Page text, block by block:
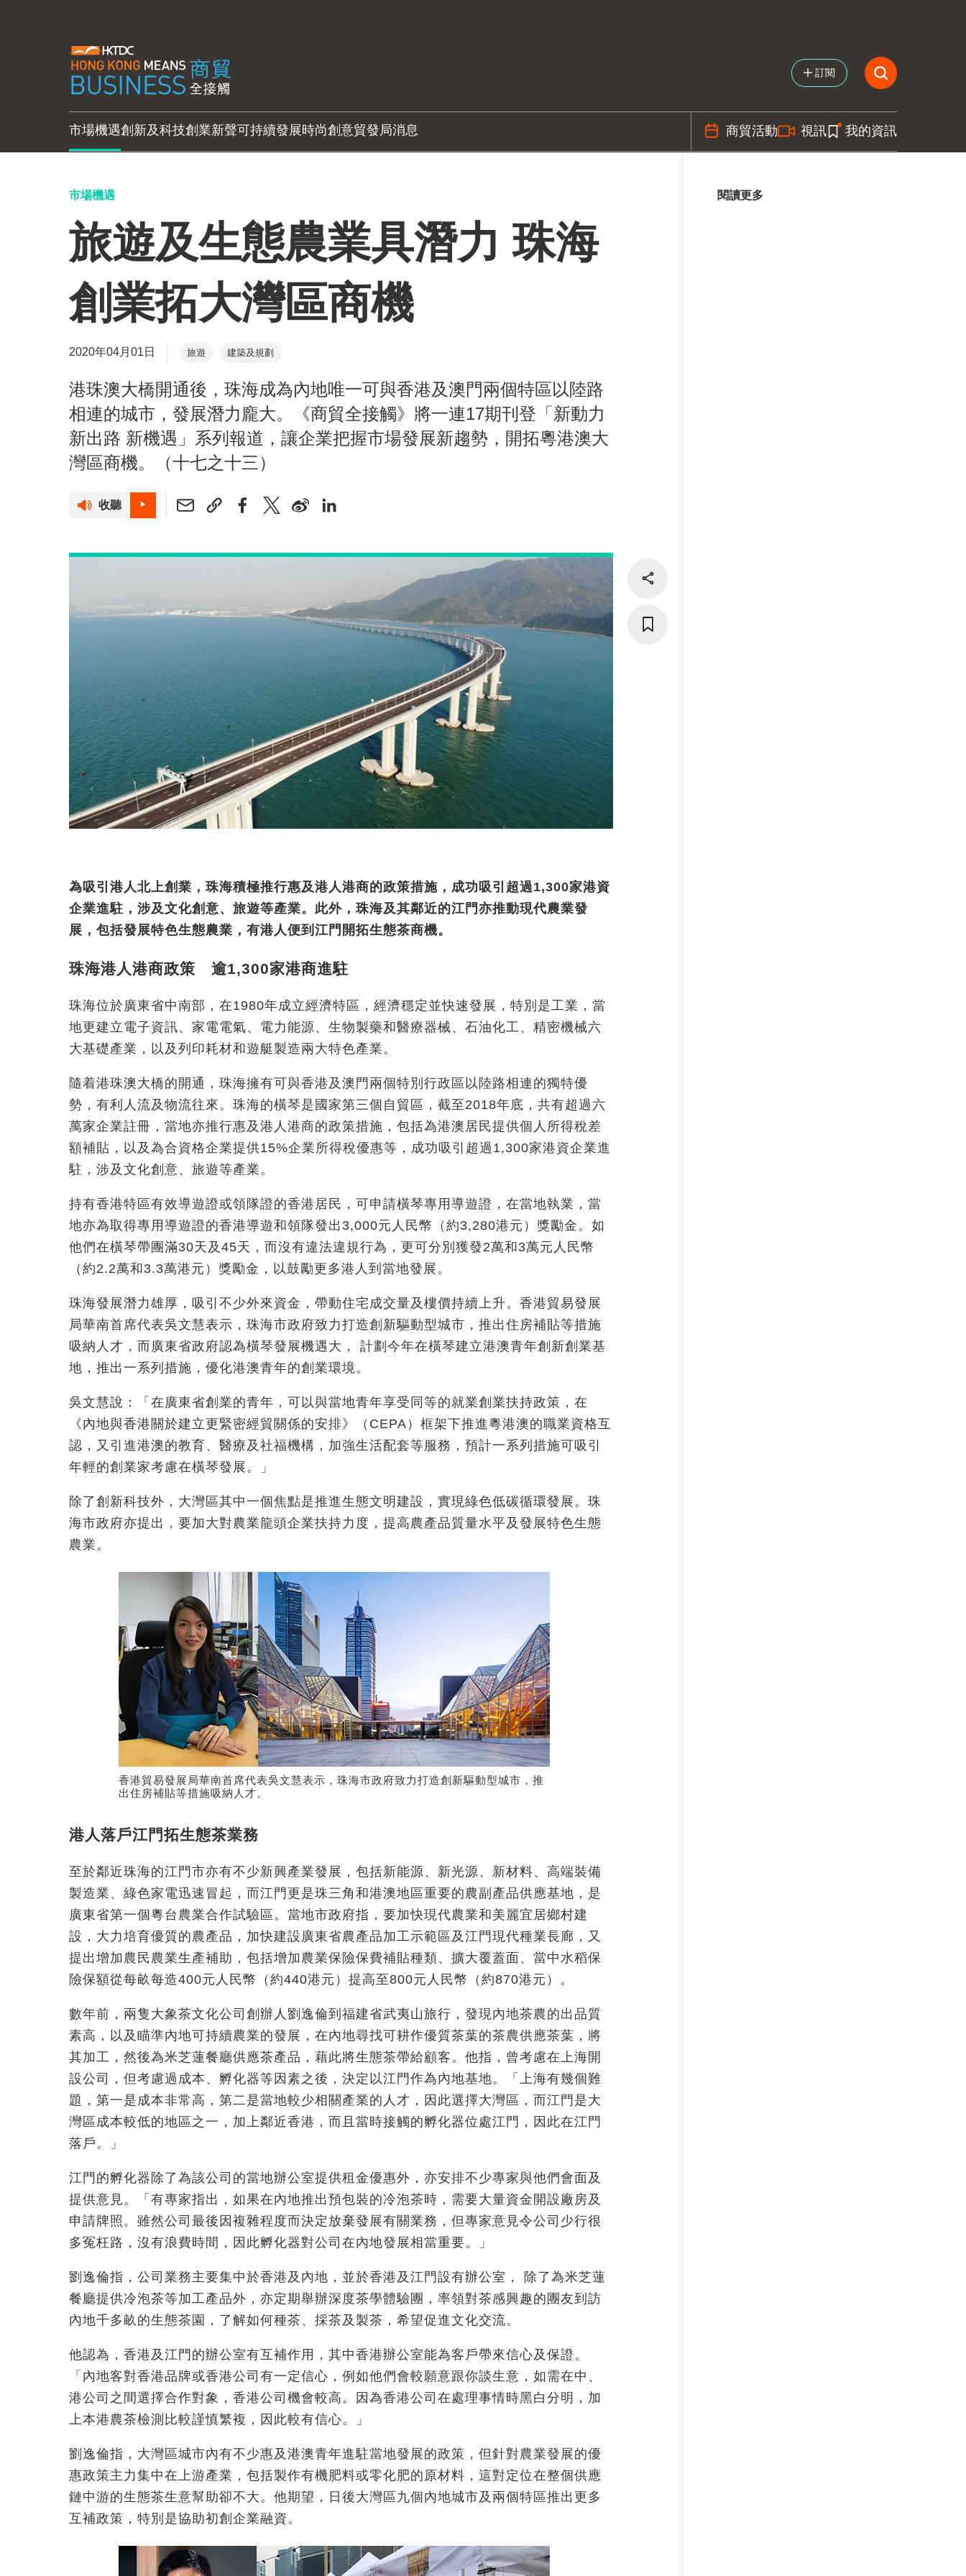
訂閱
市場機遇創新及科技創業新聲可持續發展時尚創意貿發局消息 商貿活動 視訊 我的資訊
市場機遇
旅遊及生態農業具潛力 珠海
創業拓大灣區商機
2020年04月01日 旅遊 建築及規劃
港珠澳大橋開通後，珠海成為內地唯一可與香港及澳門兩個特區以陸路
相連的城市，發展潛力龐大。《商貿全接觸》將一連17期刊登「新動力
新出路 新機遇」系列報道，讓企業把握市場發展新趨勢，開拓粵港澳大
灣區商機。（十七之十三）
收聽
為吸引港人北上創業，珠海積極推行惠及港人港商的政策措施，成功吸引超過1,300家港資
企業進駐，涉及文化創意、旅遊等產業。此外，珠海及其鄰近的江門亦推動現代農業發
展，包括發展特色生態農業，有港人便到江門開拓生態茶商機。
珠海港人港商政策 逾1,300家港商進駐
珠海位於廣東省中南部，在1980年成立經濟特區，經濟穩定並快速發展，特別是工業，當
地更建立電子資訊、家電電氣、電力能源、生物製藥和醫療器械、石油化工、精密機械六
大基礎產業，以及列印耗材和遊艇製造兩大特色產業。
隨着港珠澳大橋的開通，珠海擁有可與香港及澳門兩個特別行政區以陸路相連的獨特優
勢，有利人流及物流往來。珠海的橫琴是國家第三個自貿區，截至2018年底，共有超過六
萬家企業註冊，當地亦推行惠及港人港商的政策措施，包括為港澳居民提供個人所得稅差
額補貼，以及為合資格企業提供15%企業所得稅優惠等，成功吸引超過1,300家港資企業進
駐，涉及文化創意、旅遊等產業。
持有香港特區有效導遊證或領隊證的香港居民，可申請橫琴專用導遊證，在當地執業，當
地亦為取得專用導遊證的香港導遊和領隊發出3,000元人民幣（約3,280港元）獎勵金。如
他們在橫琴帶團滿30天及45天，而沒有違法違規行為，更可分別獲發2萬和3萬元人民幣
（約2.2萬和3.3萬港元）獎勵金，以鼓勵更多港人到當地發展。
珠海發展潛力雄厚，吸引不少外來資金，帶動住宅成交量及樓價持續上升。香港貿易發展
局華南首席代表吳文慧表示，珠海市政府致力打造創新驅動型城市，推出住房補貼等措施
吸納人才，而廣東省政府認為橫琴發展機遇大， 計劃今年在橫琴建立港澳青年創新創業基
地，推出一系列措施，優化港澳青年的創業環境。
吳文慧說：「在廣東省創業的青年，可以與當地青年享受同等的就業創業扶持政策，在
《內地與香港關於建立更緊密經貿關係的安排》（CEPA）框架下推進粵港澳的職業資格互
認，又引進港澳的教育、醫療及社福機構，加強生活配套等服務，預計一系列措施可吸引
年輕的創業家考慮在橫琴發展。」
除了創新科技外，大灣區其中一個焦點是推進生態文明建設，實現綠色低碳循環發展。珠
海市政府亦提出，要加大對農業龍頭企業扶持力度，提高農產品質量水平及發展特色生態
農業。
香港貿易發展局華南首席代表吳文慧表示，珠海市政府致力打造創新驅動型城市，推
出住房補貼等措施吸納人才。
港人落戶江門拓生態茶業務
至於鄰近珠海的江門市亦有不少新興產業發展，包括新能源、新光源、新材料、高端裝備
製造業、綠色家電迅速冒起，而江門更是珠三角和港澳地區重要的農副產品供應基地，是
廣東省第一個粵台農業合作試驗區。當地市政府指，要加快現代農業和美麗宜居鄉村建
設，大力培育優質的農產品，加快建設廣東省農產品加工示範區及江門現代種業長廊，又
提出增加農民農業生產補助，包括增加農業保險保費補貼種類、擴大覆蓋面、當中水稻保
險保額從每畝每造400元人民幣（約440港元）提高至800元人民幣（約870港元）。
數年前，兩隻大象茶文化公司創辦人劉逸倫到福建省武夷山旅行，發現內地茶農的出品質
素高，以及瞄準內地可持續農業的發展，在內地尋找可耕作優質茶葉的茶農供應茶葉，將
其加工，然後為米芝蓮餐廳供應茶產品，藉此將生態茶帶給顧客。他指，曾考慮在上海開
設公司，但考慮過成本、孵化器等因素之後，決定以江門作為內地基地。「上海有幾個難
題，第一是成本非常高，第二是當地較少相關產業的人才，因此選擇大灣區，而江門是大
灣區成本較低的地區之一，加上鄰近香港，而且當時接觸的孵化器位處江門，因此在江門
落戶。」
江門的孵化器除了為該公司的當地辦公室提供租金優惠外，亦安排不少專家與他們會面及
提供意見。「有專家指出，如果在內地推出預包裝的冷泡茶時，需要大量資金開設廠房及
申請牌照。雖然公司最後因複雜程度而決定放棄發展有關業務，但專家意見令公司少行很
多冤枉路，沒有浪費時間，因此孵化器對公司在內地發展相當重要。」
劉逸倫指，公司業務主要集中於香港及內地，並於香港及江門設有辦公室， 除了為米芝蓮
餐廳提供冷泡茶等加工產品外，亦定期舉辦深度茶學體驗團，率領對茶感興趣的團友到訪
內地千多畝的生態茶園，了解如何種茶、採茶及製茶，希望促進文化交流。
他認為，香港及江門的辦公室有互補作用，其中香港辦公室能為客戶帶來信心及保證。
「內地客對香港品牌或香港公司有一定信心，例如他們會較願意跟你談生意，如需在中、
港公司之間選擇合作對象，香港公司機會較高。因為香港公司在處理事情時黑白分明，加
上本港農茶檢測比較謹慎繁複，因此較有信心。」
劉逸倫指，大灣區城市內有不少惠及港澳青年進駐當地發展的政策，但針對農業發展的優
惠政策主力集中在上游產業，包括製作有機肥料或零化肥的原材料，這對定位在整個供應
鏈中游的生態茶生意幫助卻不大。他期望，日後大灣區九個內地城市及兩個特區推出更多
互補政策，特別是協助初創企業融資。
閱讀更多